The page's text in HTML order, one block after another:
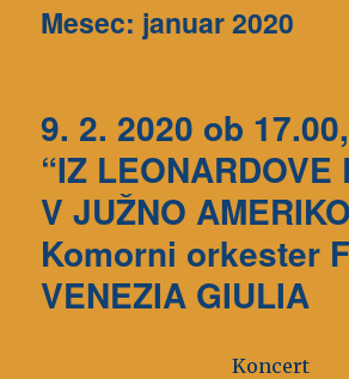
Mesec: januar 2020
9. 2. 2020 ob
“IZ LEONARDOVE
V JUŽNO
Komorni orkester
VENEZIA GIULIA
Koncert